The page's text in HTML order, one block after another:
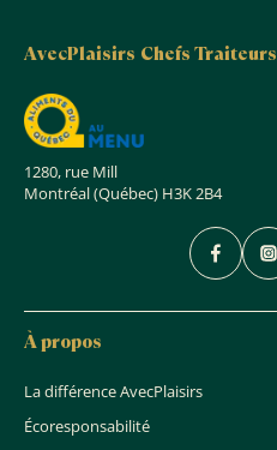
AvecPlaisirs Chefs Traiteurs
1280, rue Mill
Montréal (Québec) H3K 2B4
À propos
La différence AvecPlaisirs
Écoresponsabilité